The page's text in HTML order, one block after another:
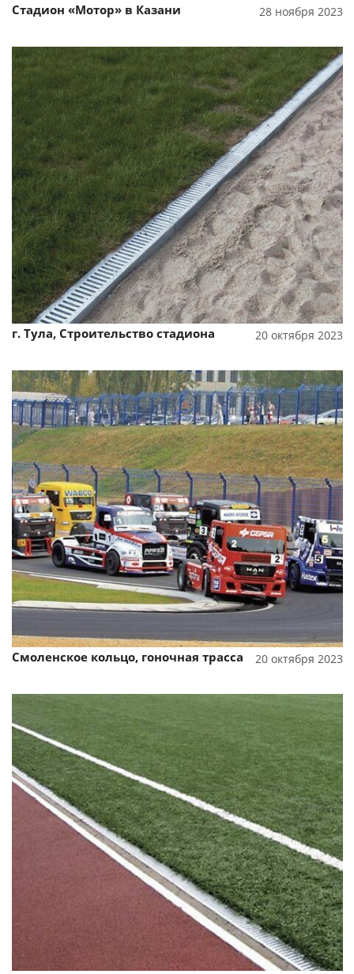
Стадион «Мотор» в Казани 28 ноября 2023
Смотреть проект
г. Тула, Строительство стадиона 20 октября 2023
Смотреть проект
Смоленское кольцо, гоночная трасса 20 октября 2023
Смотреть проект